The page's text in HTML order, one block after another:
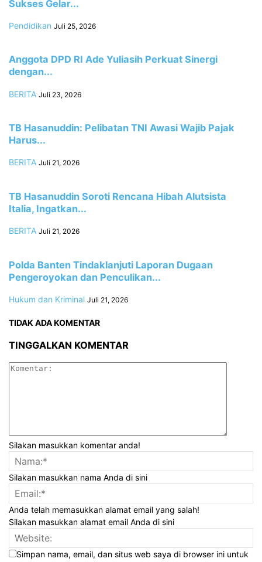
Sukses Gelar...
Pendidikan Juli 25, 2026
Anggota DPD RI Ade Yuliasih Perkuat Sinergi
dengan...
BERITA Juli 23, 2026
TB Hasanuddin: Pelibatan TNI Awasi Wajib Pajak
Harus...
BERITA Juli 21, 2026
TB Hasanuddin Soroti Rencana Hibah Alutsista
Italia, Ingatkan...
BERITA Juli 21, 2026
Polda Banten Tindaklanjuti Laporan Dugaan
Pengeroyokan dan Penculikan...
Hukum dan Kriminal Juli 21, 2026
TIDAK ADA KOMENTAR
TINGGALKAN KOMENTAR
Silakan masukkan komentar anda!
Silakan masukkan nama Anda di sini
Anda telah memasukkan alamat email yang salah!
Silakan masukkan alamat email Anda di sini
Simpan nama, email, dan situs web saya di browser ini untuk